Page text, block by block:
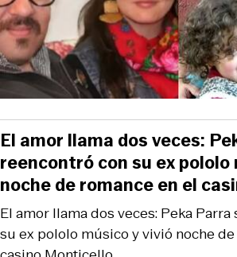
El amor llama dos veces: Peka
su ex pololo músico y vivió noche
El amor llama dos veces:
reencontró con su ex pololo
noche de romance en el